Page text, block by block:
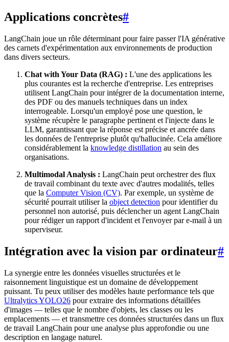
Applications concrètes#
LangChain joue un rôle déterminant pour faire passer l'IA générative
des carnets d'expérimentation aux environnements de production
dans divers secteurs.
Chat with Your Data (RAG) : L'une des applications les
plus courantes est la recherche d'entreprise. Les entreprises
utilisent LangChain pour intégrer de la documentation interne,
des PDF ou des manuels techniques dans un index
interrogeable. Lorsqu'un employé pose une question, le
système récupère le paragraphe pertinent et l'injecte dans le
LLM, garantissant que la réponse est précise et ancrée dans
les données de l'entreprise plutôt qu'hallucinée. Cela améliore
considérablement la knowledge distillation au sein des
organisations.
Multimodal Analysis : LangChain peut orchestrer des flux
de travail combinant du texte avec d'autres modalités, telles
que la Computer Vision (CV). Par exemple, un système de
sécurité pourrait utiliser la object detection pour identifier du
personnel non autorisé, puis déclencher un agent LangChain
pour rédiger un rapport d'incident et l'envoyer par e-mail à un
superviseur.
Intégration avec la vision par ordinateur#
La synergie entre les données visuelles structurées et le
raisonnement linguistique est un domaine de développement
puissant. Tu peux utiliser des modèles haute performance tels que
Ultralytics YOLO26 pour extraire des informations détaillées
d'images — telles que le nombre d'objets, les classes ou les
emplacements — et transmettre ces données structurées dans un flux
de travail LangChain pour une analyse plus approfondie ou une
description en langage naturel.